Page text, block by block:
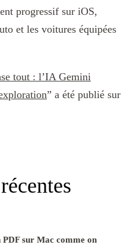
progressif sur iOS,
et les voitures équipées
tout : l’IA Gemini
” a été publié sur
PDF sur Mac comme on